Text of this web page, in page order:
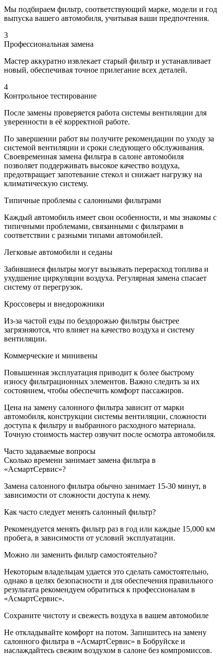
Мы подбираем фильтр, соответствующий марке, модели и год
выпуска вашего автомобиля, учитывая ваши предпочтения.
3
Профессиональная замена
Мастер аккуратно извлекает старый фильтр и устанавливает
новый, обеспечивая точное прилегание всех деталей.
4
Контрольное тестирование
После замены проверяется работа системы вентиляции для
уверенности в её корректной работе.
По завершении работ вы получите рекомендации по уходу за
системой вентиляции и сроки следующего обслуживания.
Своевременная замена фильтра в салоне автомобиля
позволяет поддерживать высокое качество воздуха,
предотвращает запотевание стекол и снижает нагрузку на
климатическую систему.
Типичные проблемы с салонными фильтрами
Каждый автомобиль имеет свои особенности, и мы знакомы с
типичными проблемами, связанными с фильтрами в
соответствии с разными типами автомобилей.
Легковые автомобили и седаны
Забившиеся фильтры могут вызывать перерасход топлива и
ухудшение циркуляции воздуха. Регулярная замена спасает
систему от перегрузок.
Кроссоверы и внедорожники
Из-за частой езды по бездорожью фильтры быстрее
загрязняются, что влияет на качество воздуха и систему
вентиляции.
Коммерческие и минивены
Повышенная эксплуатация приводит к более быстрому
износу фильтрационных элементов. Важно следить за их
состоянием, чтобы обеспечить комфорт пассажиров.
Цена на замену салонного фильтра зависит от марки
автомобиля, конструкции системы вентиляции, сложности
доступа к фильтру и выбранного расходного материала.
Точную стоимость мастер озвучит после осмотра автомобиля.
Часто задаваемые вопросы
Сколько времени занимает замена фильтра в
«АсмартСервис»?
Замена салонного фильтра обычно занимает 15-30 минут, в
зависимости от сложности доступа к нему.
Как часто следует менять салонный фильтр?
Рекомендуется менять фильтр раз в год или каждые 15,000 км
пробега, в зависимости от условий эксплуатации.
Можно ли заменить фильтр самостоятельно?
Некоторым владельцам удается это сделать самостоятельно,
однако в целях безопасности и для обеспечения правильного
результата рекомендуем обратиться к профессионалам в
«АсмартСервис».
Сохраните чистоту и свежесть воздуха в вашем автомобиле
Не откладывайте комфорт на потом. Запишитесь на замену
салонного фильтра в «АсмартСервис» в Бобруйске и
наслаждайтесь свежим воздухом в салоне без компромиссов.